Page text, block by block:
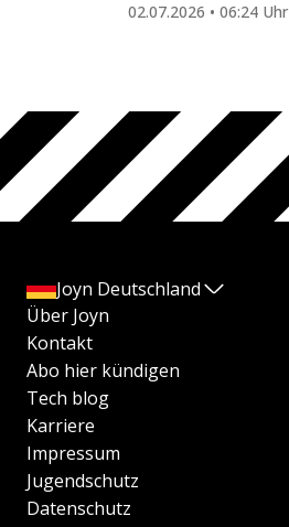
02.07.2026 • 06:24 Uhr
Joyn Deutschland
Über Joyn
Kontakt
Abo hier kündigen
Tech blog
Karriere
Impressum
Jugendschutz
Datenschutz